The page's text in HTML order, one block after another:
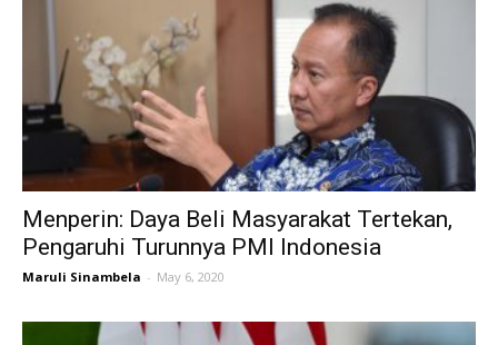
Menperin: Daya Beli Masyarakat Tertekan,
Pengaruhi Turunnya PMI Indonesia
Maruli Sinambela - May 6, 2020